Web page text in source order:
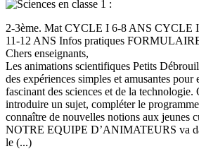
2-3ème. Mat CYCLE I 6-8 ANS
11-12 ANS Infos pratiques
Chers enseignants,
Les animations scientifiques Petits
des expériences simples et amusantes
fascinant des sciences et de la
introduire un sujet, compléter le
connaître de nouvelles notions aux jeunes
NOTRE EQUIPE D’ANIMATEURS va
le (...)